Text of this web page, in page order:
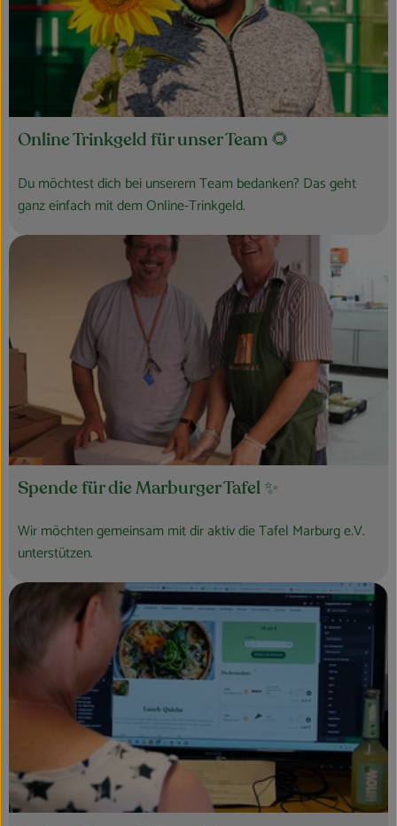
Online Trinkgeld für unser Team 🌻
Du möchtest dich bei unserem Team bedanken? Das geht
ganz einfach mit dem Online-Trinkgeld.
Spende für die Marburger Tafel ✨
Wir möchten gemeinsam mit dir aktiv die Tafel Marburg e.V.
unterstützen.